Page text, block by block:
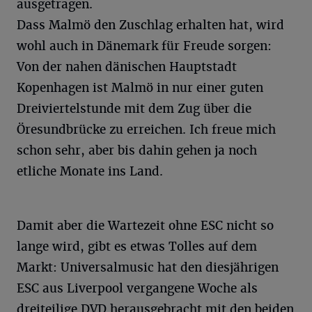
ausgetragen.
Dass Malmö den Zuschlag erhalten hat, wird
wohl auch in Dänemark für Freude sorgen:
Von der nahen dänischen Hauptstadt
Kopenhagen ist Malmö in nur einer guten
Dreiviertelstunde mit dem Zug über die
Öresundbrücke zu erreichen. Ich freue mich
schon sehr, aber bis dahin gehen ja noch
etliche Monate ins Land.
Damit aber die Wartezeit ohne ESC nicht so
lange wird, gibt es etwas Tolles auf dem
Markt: Universalmusic hat den diesjährigen
ESC aus Liverpool vergangene Woche als